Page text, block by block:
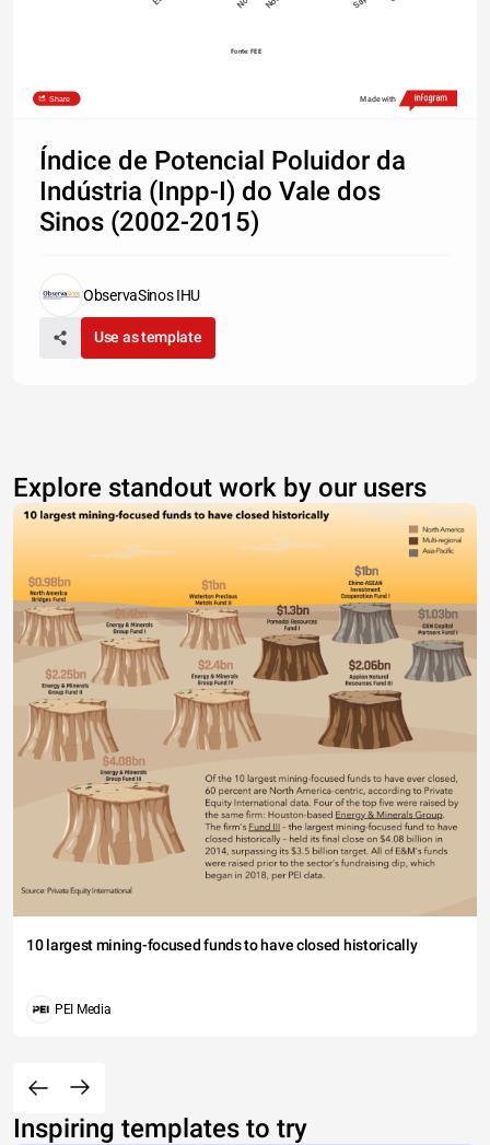
Fonte: FEE
Share Made with
Índice de Potencial Poluidor da
Indústria (Inpp-I) do Vale dos
Sinos (2002-2015)
ObservaSinos IHU
Use as template
Explore standout work by our users
10 largest mining-focused funds to have closed historically
PEI Media
Inspiring templates to try